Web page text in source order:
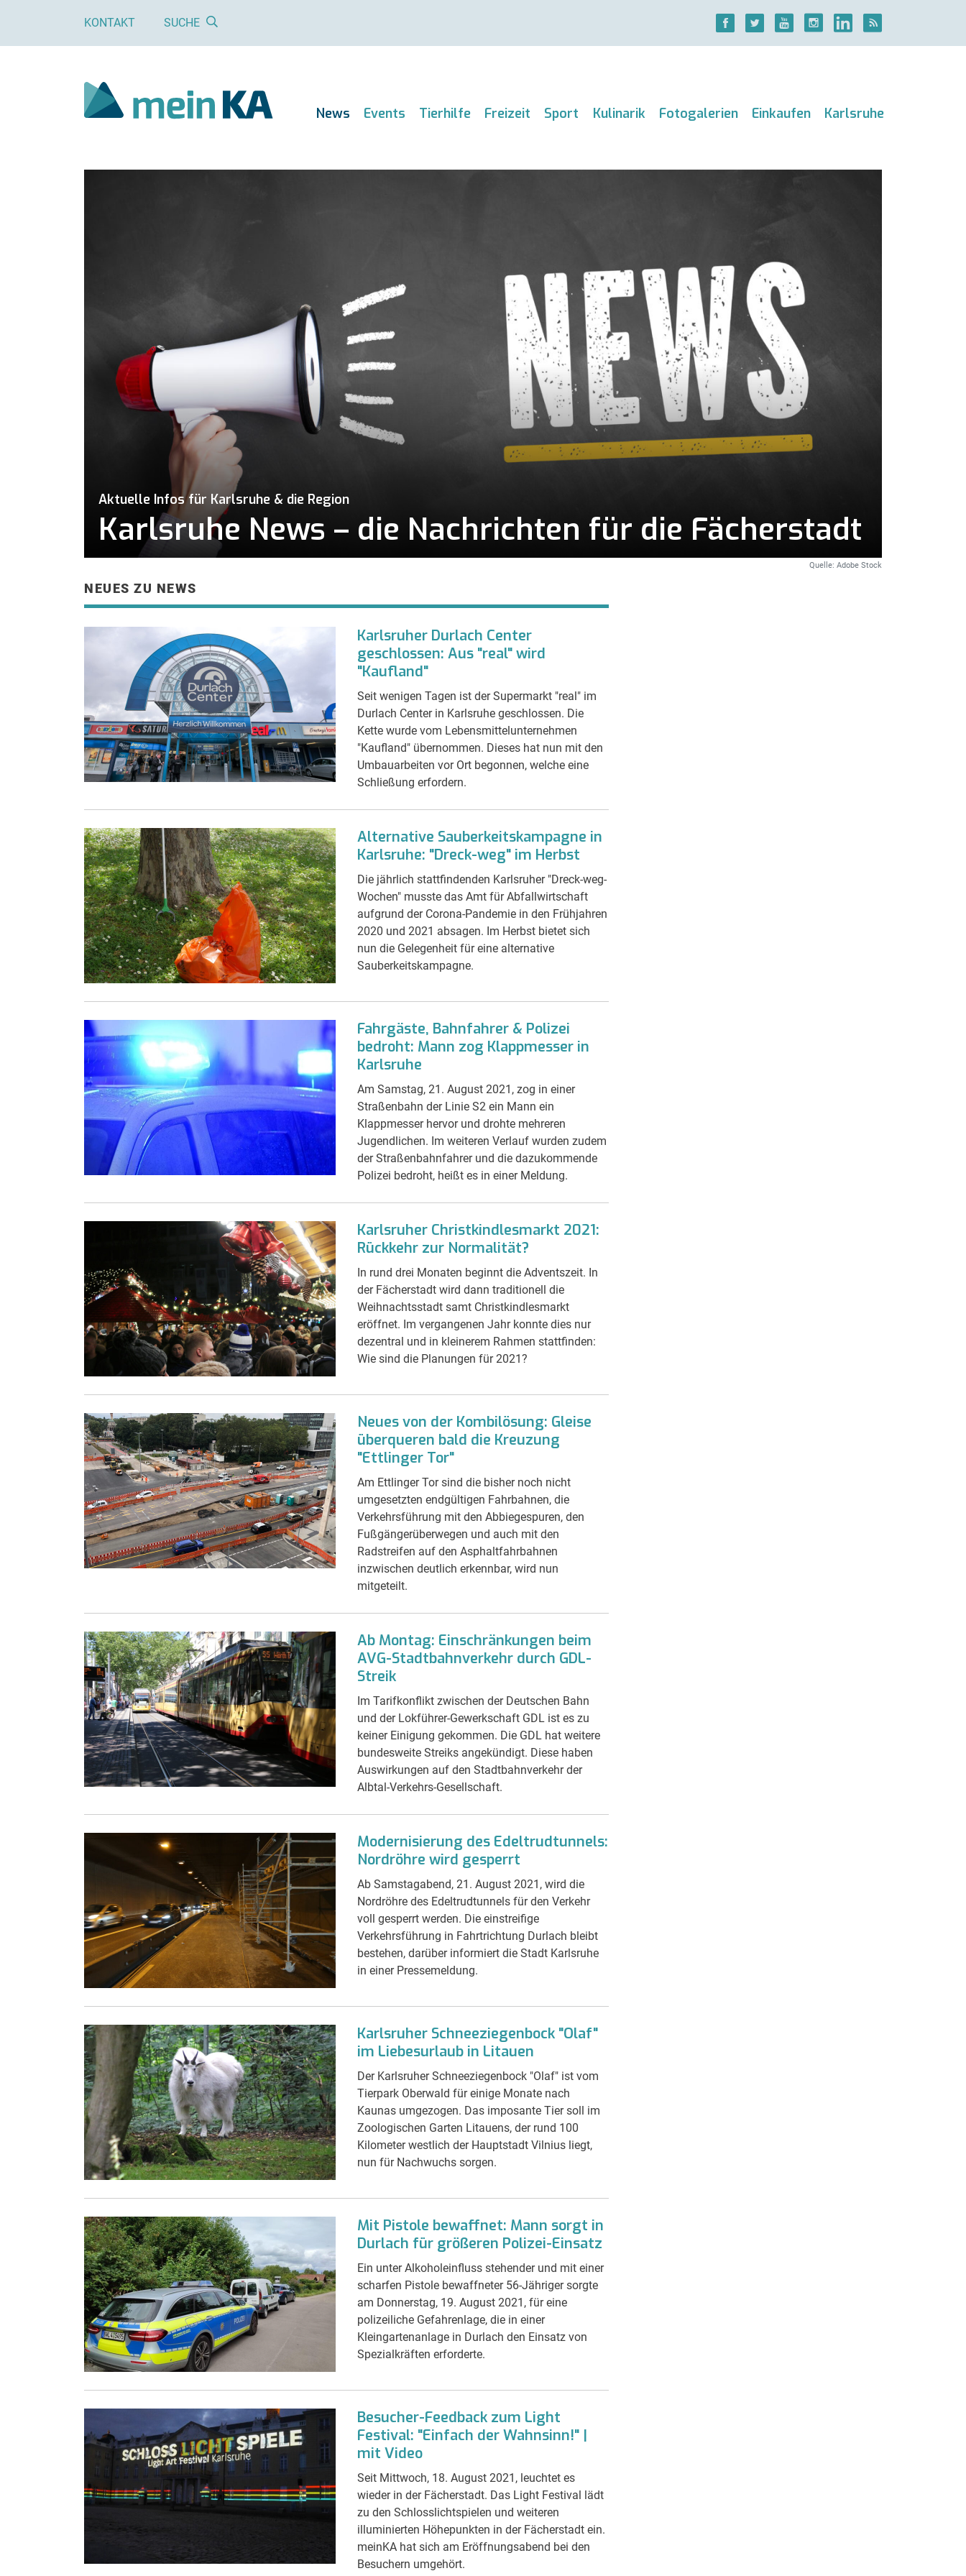
KONTAKT SUCHE
News Events Tierhilfe Freizeit Sport Kulinarik Fotogalerien Einkaufen Karlsruhe
Aktuelle Infos für Karlsruhe & die Region
Karlsruhe News – die Nachrichten für die Fächerstadt
Quelle: Adobe Stock
NEUES ZU NEWS
Karlsruher Durlach Center
geschlossen: Aus "real" wird
"Kaufland"
Seit wenigen Tagen ist der Supermarkt "real" im
Durlach Center in Karlsruhe geschlossen. Die
Kette wurde vom Lebensmittelunternehmen
"Kaufland" übernommen. Dieses hat nun mit den
Umbauarbeiten vor Ort begonnen, welche eine
Schließung erfordern.
Alternative Sauberkeitskampagne in
Karlsruhe: "Dreck-weg" im Herbst
Die jährlich stattfindenden Karlsruher "Dreck-weg-
Wochen" musste das Amt für Abfallwirtschaft
aufgrund der Corona-Pandemie in den Frühjahren
2020 und 2021 absagen. Im Herbst bietet sich
nun die Gelegenheit für eine alternative
Sauberkeitskampagne.
Fahrgäste, Bahnfahrer & Polizei
bedroht: Mann zog Klappmesser in
Karlsruhe
Am Samstag, 21. August 2021, zog in einer
Straßenbahn der Linie S2 ein Mann ein
Klappmesser hervor und drohte mehreren
Jugendlichen. Im weiteren Verlauf wurden zudem
der Straßenbahnfahrer und die dazukommende
Polizei bedroht, heißt es in einer Meldung.
Karlsruher Christkindlesmarkt 2021:
Rückkehr zur Normalität?
In rund drei Monaten beginnt die Adventszeit. In
der Fächerstadt wird dann traditionell die
Weihnachtsstadt samt Christkindlesmarkt
eröffnet. Im vergangenen Jahr konnte dies nur
dezentral und in kleinerem Rahmen stattfinden:
Wie sind die Planungen für 2021?
Neues von der Kombilösung: Gleise
überqueren bald die Kreuzung
"Ettlinger Tor"
Am Ettlinger Tor sind die bisher noch nicht
umgesetzten endgültigen Fahrbahnen, die
Verkehrsführung mit den Abbiegespuren, den
Fußgängerüberwegen und auch mit den
Radstreifen auf den Asphaltfahrbahnen
inzwischen deutlich erkennbar, wird nun
mitgeteilt.
Ab Montag: Einschränkungen beim
AVG-Stadtbahnverkehr durch GDL-
Streik
Im Tarifkonflikt zwischen der Deutschen Bahn
und der Lokführer-Gewerkschaft GDL ist es zu
keiner Einigung gekommen. Die GDL hat weitere
bundesweite Streiks angekündigt. Diese haben
Auswirkungen auf den Stadtbahnverkehr der
Albtal-Verkehrs-Gesellschaft.
Modernisierung des Edeltrudtunnels:
Nordröhre wird gesperrt
Ab Samstagabend, 21. August 2021, wird die
Nordröhre des Edeltrudtunnels für den Verkehr
voll gesperrt werden. Die einstreifige
Verkehrsführung in Fahrtrichtung Durlach bleibt
bestehen, darüber informiert die Stadt Karlsruhe
in einer Pressemeldung.
Karlsruher Schneeziegenbock "Olaf"
im Liebesurlaub in Litauen
Der Karlsruher Schneeziegenbock "Olaf" ist vom
Tierpark Oberwald für einige Monate nach
Kaunas umgezogen. Das imposante Tier soll im
Zoologischen Garten Litauens, der rund 100
Kilometer westlich der Hauptstadt Vilnius liegt,
nun für Nachwuchs sorgen.
Mit Pistole bewaffnet: Mann sorgt in
Durlach für größeren Polizei-Einsatz
Ein unter Alkoholeinfluss stehender und mit einer
scharfen Pistole bewaffneter 56-Jähriger sorgte
am Donnerstag, 19. August 2021, für eine
polizeiliche Gefahrenlage, die in einer
Kleingartenanlage in Durlach den Einsatz von
Spezialkräften erforderte.
Besucher-Feedback zum Light
Festival: "Einfach der Wahnsinn!" |
mit Video
Seit Mittwoch, 18. August 2021, leuchtet es
wieder in der Fächerstadt. Das Light Festival lädt
zu den Schlosslichtspielen und weiteren
illuminierten Höhepunkten in der Fächerstadt ein.
meinKA hat sich am Eröffnungsabend bei den
Besuchern umgehört.